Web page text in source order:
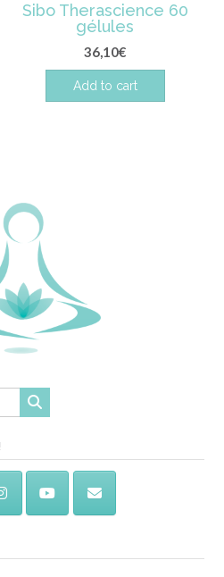
Sibo Therascience 60
gélules
36,10€
Add to cart